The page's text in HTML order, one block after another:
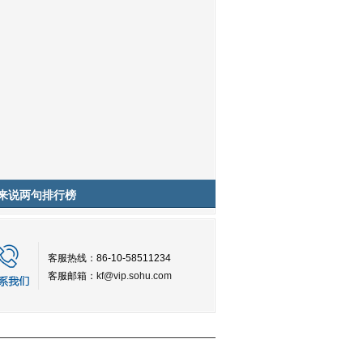
说两句排行榜
客服热线：86-10-58511234
客服邮箱： kf@vip.sohu.com